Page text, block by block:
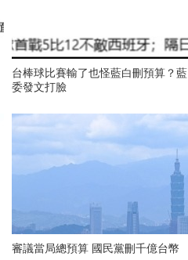
台棒球比賽輸了也怪藍白刪預算？藍
委發文打臉
審議當局總預算 國民黨刪千億台幣